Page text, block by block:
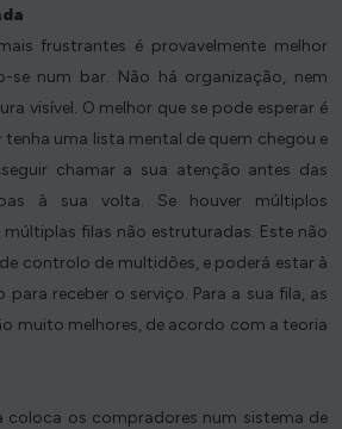
frustrantes é provavelmente melhor
se num bar. Não há organização, nem
visível. O melhor que se pode esperar é
tenha uma lista mental de quem chegou e
chamar a sua atenção antes das
à sua volta. Se houver múltiplos
filas não estruturadas. Este não
controlo de multidões, e poderá estar à
receber o serviço. Para a sua fila, as
muito melhores, de acordo com a teoria
coloca os compradores num sistema de